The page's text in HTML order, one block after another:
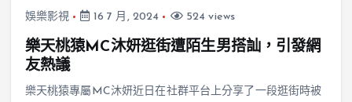
娛樂影視 16 7 月, 2024 524 views
樂天桃猿MC沐妍逛街遭陌生男搭訕，引發網
友熱議
樂天桃猿專屬MC沐妍近日在社群平台上分享了一段逛街時被